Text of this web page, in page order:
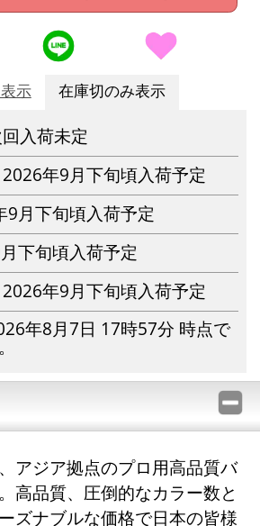
示 在庫切のみ表示
入荷未定
2026年9月下旬頃入荷予定
9月下旬頃入荷予定
下旬頃入荷予定
2026年9月下旬頃入荷予定
年8月7日 17時57分 時点で
アジア拠点のプロ用高品質バ
高品質、圧倒的なカラー数と
ズナブルな価格で日本の皆様